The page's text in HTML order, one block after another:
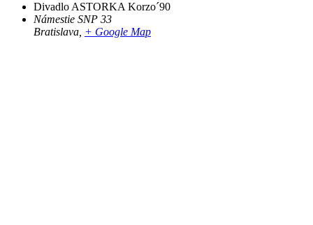
Divadlo ASTORKA Korzo´90
Námestie SNP 33
Bratislava + Google Map